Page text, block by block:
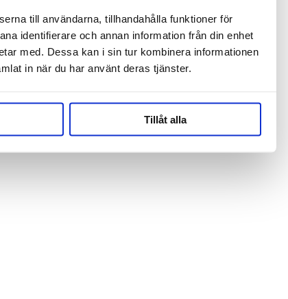
till användarna, tillhandahålla funktioner för
identifierare och annan information från din enhet
med. Dessa kan i sin tur kombinera informationen
in när du har använt deras tjänster.
Tillåt alla